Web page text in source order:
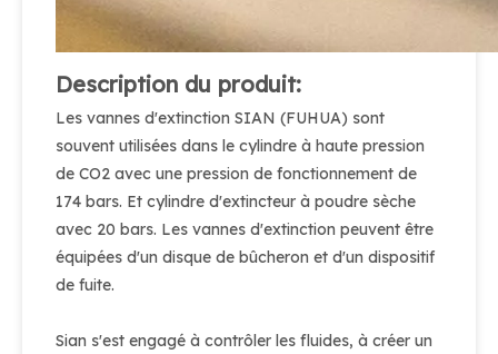
Description du produit:
Les vannes d'extinction SIAN (FUHUA) sont
souvent utilisées dans le cylindre à haute pression
de CO2 avec une pression de fonctionnement de
174 bars. Et cylindre d'extincteur à poudre sèche
avec 20 bars. Les vannes d'extinction peuvent être
équipées d'un disque de bûcheron et d'un dispositif
de fuite.
Sian s'est engagé à contrôler les fluides, à créer un